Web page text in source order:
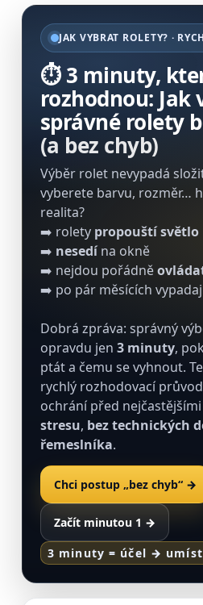
JAK VYBRAT ROLETY? ·
⏱️ 3 minuty,
rozhodnou: Jak
správné rolety
(a bez chyb)
Výběr rolet nevypadá
vyberete barvu, rozměr…
realita?
➡️ rolety propouští světlo
➡️ nesedína okně
➡️ nejdou pořádně
➡️ po pár měsících
Dobrá zpráva: správný
opravdu jen 3 minuty,
ptát a čemu se vyhnout.
rychlý rozhodovací
ochrání před
stresu, bez technických
řemeslníka.
Chci postup „bez chyb“ →
Začít minutou 1 →
3 minuty = účel →